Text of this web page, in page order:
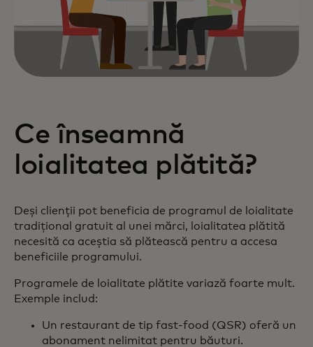
Ce înseamnă
loialitatea plătită?
Deși clienții pot beneficia de programul de loialitate
tradițional gratuit al unei mărci, loialitatea plătită
necesită ca aceștia să plătească pentru a accesa
beneficiile programului.
Programele de loialitate plătite variază foarte mult.
Exemple includ:
Un restaurant de tip fast-food (QSR) oferă un
abonament nelimitat pentru băuturi.